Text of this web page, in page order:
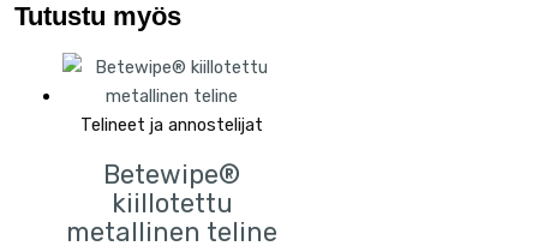
Tutustu myös
Telineet ja annostelijat
Betewipe®
kiillotettu
metallinen teline